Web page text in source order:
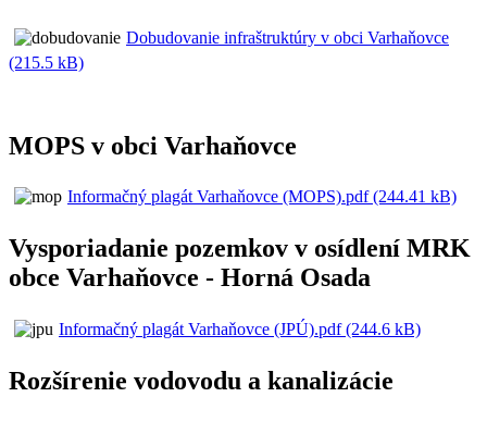
Dobudovanie infraštruktúry v obci Varhaňovce
(215.5 kB)
MOPS v obci Varhaňovce
Informačný plagát Varhaňovce (MOPS).pdf (244.41 kB)
Vysporiadanie pozemkov v osídlení MRK
obce Varhaňovce - Horná Osada
Informačný plagát Varhaňovce (JPÚ).pdf (244.6 kB)
Rozšírenie vodovodu a kanalizácie